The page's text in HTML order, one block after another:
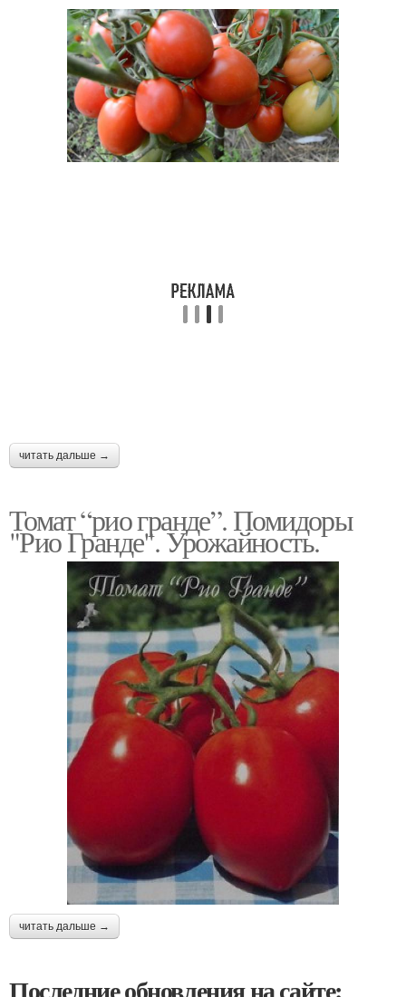
читать дальше →
Томат “рио гранде”. Помидоры
"Рио Гранде". Урожайность.
читать дальше →